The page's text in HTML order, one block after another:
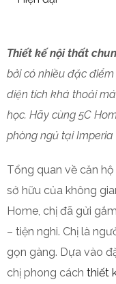
Thiết kế nội thất
bởi có nhiều đặc
diện tích khá thoải
học. Hãy cùng 5C
phòng ngủ tại Imperia
Tổng quan về căn
sở hữu của không
Home, chị đã gửi
– tiện nghi. Chị là
gọn gàng. Dựa vào
chị phong cách thiết